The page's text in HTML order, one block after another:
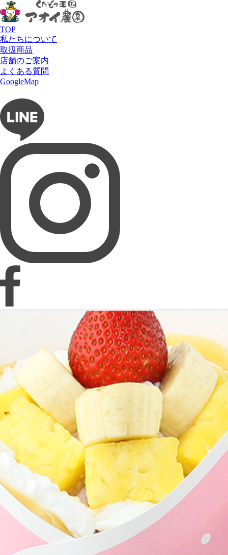
TOP
私たちについて
取扱商品
フルーツショップ アオイ農園
タルト専門店 Lumière du ciel
ネットショップ 愛の果実
店舗のご案内
よくある質問
GoogleMap
HOME メニュー